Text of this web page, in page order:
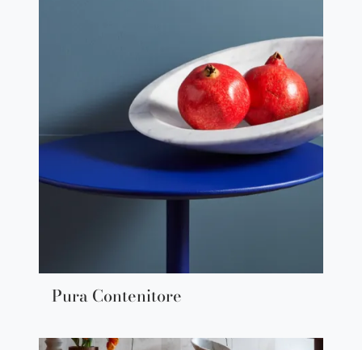
Pura Contenitore